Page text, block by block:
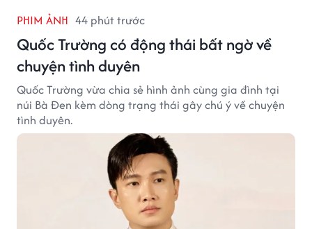
PHIM ẢNH 44 phút trước
Quốc Trường có động thái bất ngờ về
chuyện tình duyên
Quốc Trường vừa chia sẻ hình ảnh cùng gia đình tại
núi Bà Đen kèm dòng trạng thái gây chú ý về chuyện
tình duyên.